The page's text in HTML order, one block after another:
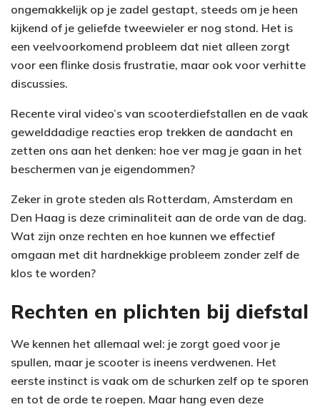
ongemakkelijk op je zadel gestapt, steeds om je heen
kijkend of je geliefde tweewieler er nog stond. Het is
een veelvoorkomend probleem dat niet alleen zorgt
voor een flinke dosis frustratie, maar ook voor verhitte
discussies.
Recente viral video’s van scooterdiefstallen en de vaak
gewelddadige reacties erop trekken de aandacht en
zetten ons aan het denken: hoe ver mag je gaan in het
beschermen van je eigendommen?
Zeker in grote steden als Rotterdam, Amsterdam en
Den Haag is deze criminaliteit aan de orde van de dag.
Wat zijn onze rechten en hoe kunnen we effectief
omgaan met dit hardnekkige probleem zonder zelf de
klos te worden?
Rechten en plichten bij diefstal
We kennen het allemaal wel: je zorgt goed voor je
spullen, maar je scooter is ineens verdwenen. Het
eerste instinct is vaak om de schurken zelf op te sporen
en tot de orde te roepen. Maar hang even deze